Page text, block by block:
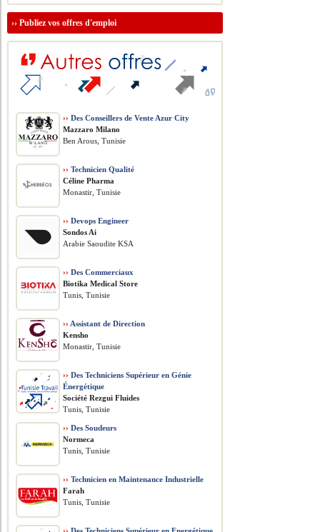
››Publiez vos offres d'emploi
›› Des Conseillers de Vente Azur City
Mazzaro Milano
Ben Arous, Tunisie
›› Technicien Qualité
Céline Pharma
Monastir, Tunisie
›› Devops Engineer
Sondos Ai
Arabie Saoudite KSA
›› Des Commerciaux
Biotika Medical Store
Tunis, Tunisie
›› Assistant de Direction
Kensho
Monastir, Tunisie
›› Des Techniciens Supérieur en Génie
Énergétique
Société Rezgui Fluides
Tunis, Tunisie
›› Des Soudeurs
Normeca
Tunis, Tunisie
›› Technicien en Maintenance Industrielle
Farah
Tunis, Tunisie